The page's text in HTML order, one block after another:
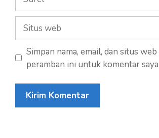
Situs
web
Simpan nama, email, dan situs web
peramban ini untuk komentar